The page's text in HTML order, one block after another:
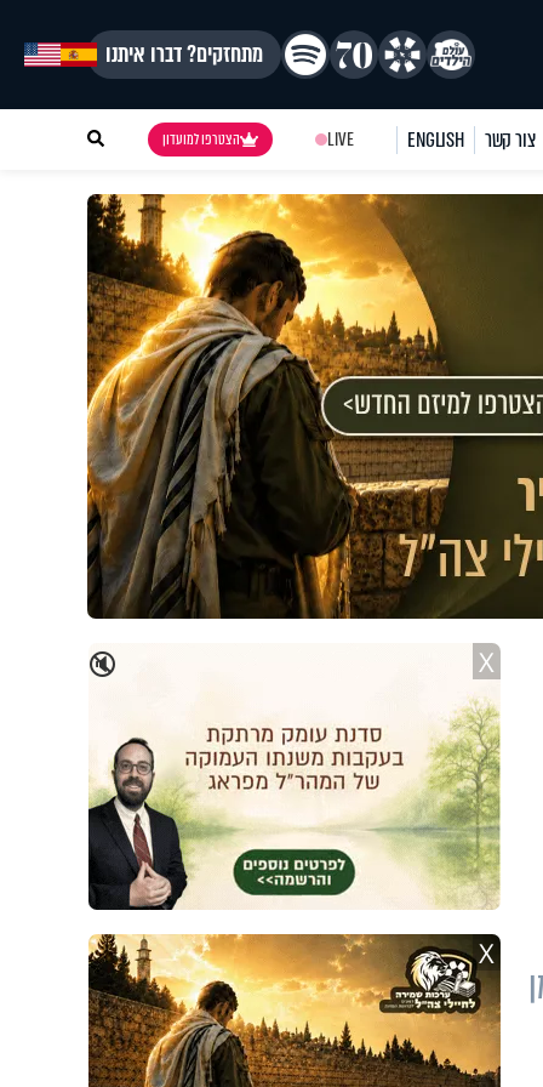
מתחזקים? דברו איתנו
צור קשר ENGLISH
LIVE הצטרפו למועדון
🔇 X
X